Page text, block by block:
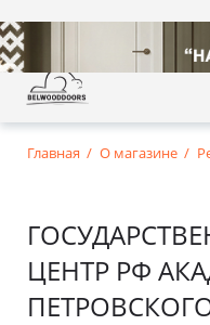
Главная О магазине
ЦЕНТР РФ